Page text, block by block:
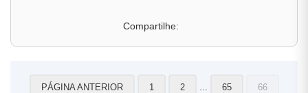
Compartilhe:
PÁGINA ANTERIOR 1 2 65 66